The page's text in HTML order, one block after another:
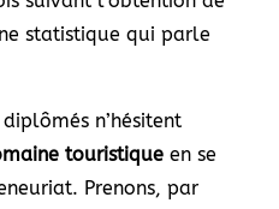
statistique qui parle
n’hésitent
touristiqueen se
Prenons, par